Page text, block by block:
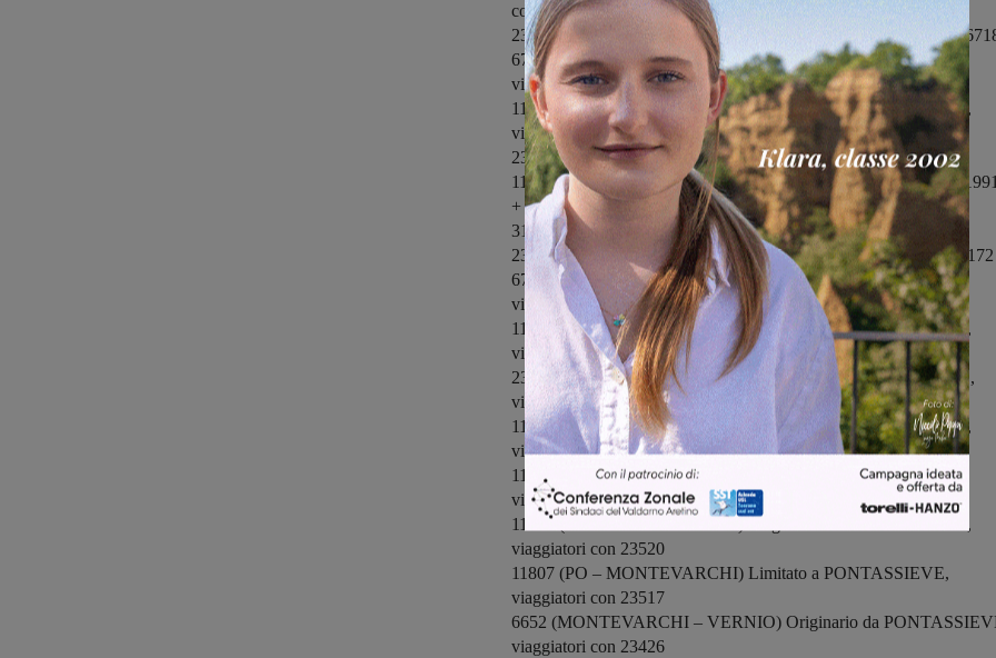
con 11937 + 3153 + 11653
23502 (MONTEVARCHI – PT) SOPPRESSO, viaggiatori con
6711 (PO – MONTEVARCHI) Limitato a PONTASSIEVE,
viaggiatori con 3157 + 11675
11804 (MONTEVARCHI – PO) Originario da PONTASSIEVE,
viaggiatori con 6706
23508 (AR – FI SMN) SOPPRESSO, viaggiatori con 6706
11667 (FI SMN – AR) SOPPRESSO, viaggiatori con 11801 +
+ 3161
3171 (FI SMN – AR) SOPPRESSO, viaggiatori con 3159
23520 (AR – FI SMN) SOPPRESSO, viaggiatori con 11814 + 3172
6727 (FI CM – MONTEVARCHI) Limitato a PONTASSIEVE,
viaggiatori con 11659
11802 (MONTEVARCHI – PO) Originario da PONTASSIEVE,
viaggiatori con 23506
23513 (FI CM – MONTEVARCHI) Limitato a PONTASSIEVE,
viaggiatori con 11663
11806 (MONTEVARCHI – PO) Originario da PONTASSIEVE,
viaggiatori con 11676
11955 (PT – MONTEVARCHI) Limitato a PONTASSIEVE,
viaggiatori con 11803
11812 (MONTEVARCHI – PO) Originario da PONTASSIEVE,
viaggiatori con 23520
11807 (PO – MONTEVARCHI) Limitato a PONTASSIEVE,
viaggiatori con 23517
6652 (MONTEVARCHI – VERNIO) Originario da
viaggiatori con 23426